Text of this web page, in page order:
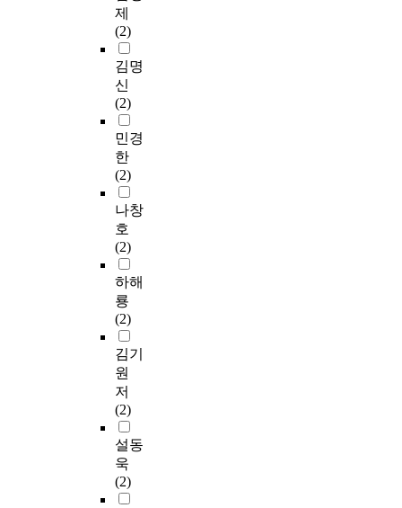
제
(2)
김명
신
(2)
민경
한
(2)
나창
호
(2)
하해
룡
(2)
김기
원
저
(2)
설동
욱
(2)